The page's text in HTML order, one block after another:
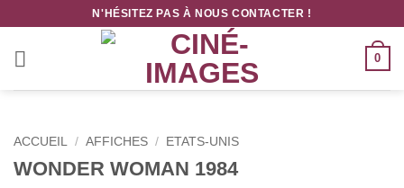
contenu
N'HÉSITEZ PAS À NOUS CONTACTER !
0
ACCUEIL / AFFICHES / ETATS-UNIS
WONDER WOMAN 1984